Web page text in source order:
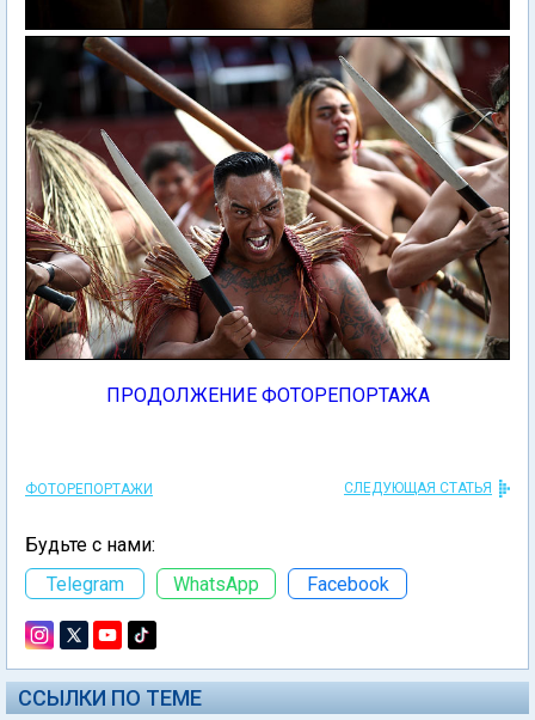
ПРОДОЛЖЕНИЕ ФОТОРЕПОРТАЖА
ФОТОРЕПОРТАЖИ СЛЕДУЮЩАЯ СТАТЬЯ
Будьте с нами:
Telegram
WhatsApp Facebook
ССЫЛКИ ПО ТЕМЕ